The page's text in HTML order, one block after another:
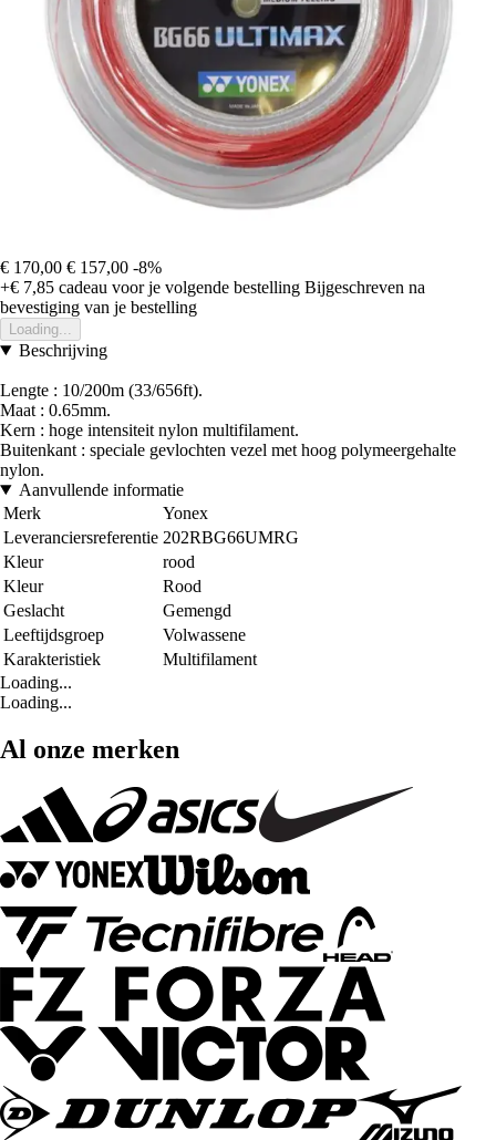
€ 170,00 € 157,00 -8%
+€ 7,85 cadeau voor je volgende bestelling Bijgeschreven na
bevestiging van je bestelling
Loading...
Beschrijving
Lengte : 10/200m (33/656ft).
Maat : 0.65mm.
Kern : hoge intensiteit nylon multifilament.
Buitenkant : speciale gevlochten vezel met hoog polymeergehalte
nylon.
Aanvullende informatie
Merk
Yonex
Leveranciersreferentie 202RBG66UMRG
Kleur
rood
Kleur
Rood
Geslacht
Gemengd
Leeftijdsgroep
Volwassene
Karakteristiek
Multifilament
Loading...
Loading...
Al onze merken